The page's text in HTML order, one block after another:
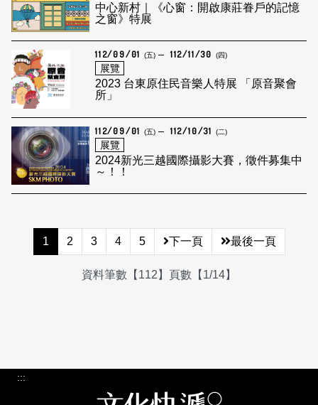
中心新村｜《心窗：開啟康莊眷戶的記憶
之窗》特展
112/09/01 (五) 112/11/30 (四)
展覽
2023 台東原住民音樂人特展 「原音聚會
所」
112/09/01 (五) 112/10/31 (二)
展覽
2024新光三越國際攝影大賽，徵件募集中
～！！
1 2 3 4 5 下一頁 最後一頁
資料筆數【112】頁數【1/14】
:::